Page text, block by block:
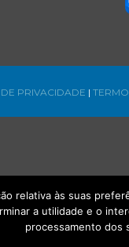
PRIVACIDADE |
relativa às suas
a utilidade e o
processamento dos